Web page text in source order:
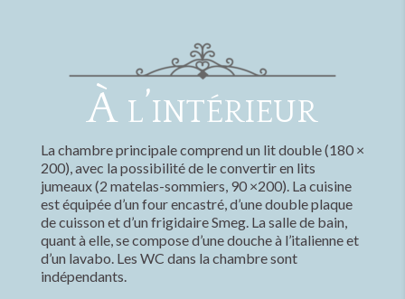
À l’intérieur
La chambre principale comprend un lit double (180 ×
200), avec la possibilité de le convertir en lits
jumeaux (2 matelas-sommiers, 90 ×200). La cuisine
est équipée d’un four encastré, d’une double plaque
de cuisson et d’un frigidaire Smeg. La salle de bain,
quant à elle, se compose d’une douche à l’italienne et
d’un lavabo. Les WC dans la chambre sont
indépendants.